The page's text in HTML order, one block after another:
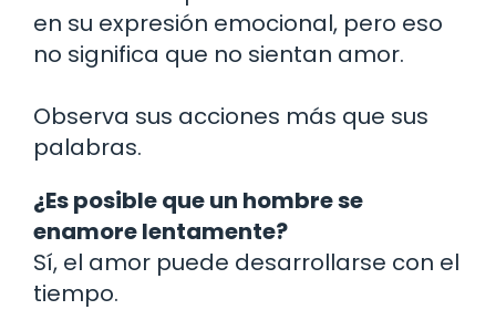
en su expresión emocional, pero eso
no significa que no sientan amor.
Observa sus acciones más que sus
palabras.
¿Es posible que un hombre se
enamore lentamente?
Sí, el amor puede desarrollarse con el
tiempo.